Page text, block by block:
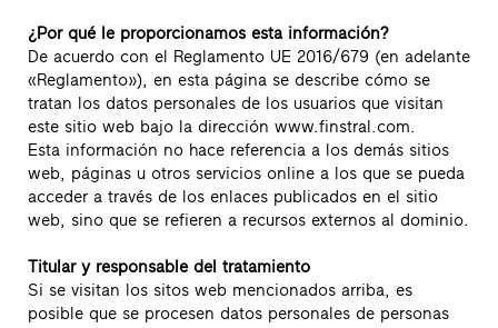
distribuidores
Enlaces
directos
¿Por qué le proporcionamos esta información?
De acuerdo con el Reglamento UE 2016/679 (en adelante
«Reglamento»), en esta página se describe cómo se
tratan los datos personales de los usuarios que visitan
este sitio web bajo la dirección www.finstral.com.
Esta información no hace referencia a los demás sitios
web, páginas u otros servicios online a los que se pueda
acceder a través de los enlaces publicados en el sitio
web, sino que se refieren a recursos externos al dominio.
Titular y responsable del tratamiento
Si se visitan los sitos web mencionados arriba, es
posible que se procesen datos personales de personas